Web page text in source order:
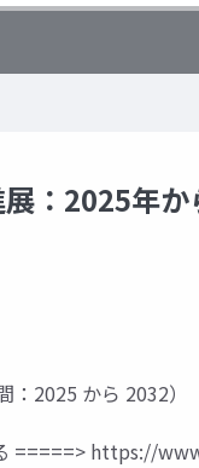
：2025年
2025 から 2032）
=====> https://